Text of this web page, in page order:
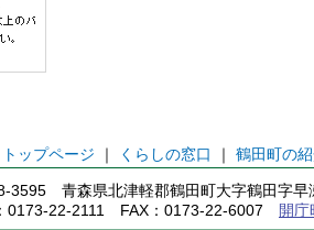
トップページ ｜ くらしの窓口 ｜ 鶴田町の
3595 青森県北津軽郡鶴田町大字鶴田字早
0173-22-2111 FAX：0173-22-6007
開